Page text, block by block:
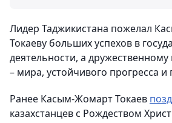
Лидер Таджикистана пожелал
Токаеву больших успехов в
деятельности, а дружественному
– мира, устойчивого прогресса и
Ранее Касым-Жомарт Токаев
казахстанцев с Рождеством